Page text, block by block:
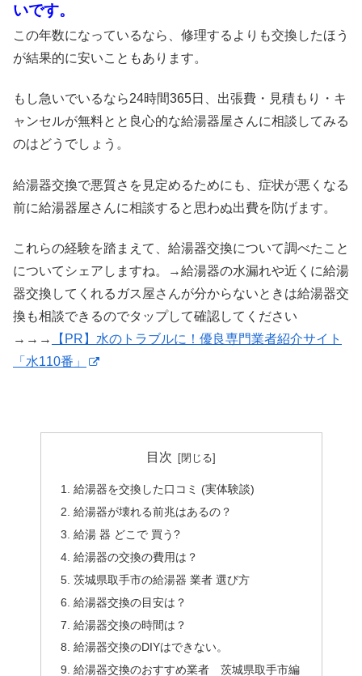
いです。
この年数になっているなら、修理するよりも交換したほう
が結果的に安いこともあります。
もし急いでいるなら24時間365日、出張費・見積もり・キ
ャンセルが無料とと良心的な給湯器屋さんに相談してみる
のはどうでしょう。
給湯器交換で悪質さを見定めるためにも、症状が悪くなる
前に給湯器屋さんに相談すると思わぬ出費を防げます。
これらの経験を踏まえて、給湯器交換について調べたこと
についてシェアしますね。→給湯器の水漏れや近くに給湯
器交換してくれるガス屋さんが分からないときは給湯器交
換も相談できるのでタップして確認してください
→→→
【PR】水のトラブルに！優良専門業者紹介サイト
「水110番」
目次
給湯器を交換した口コミ (実体験談)
給湯器が壊れる前兆はあるの？
給湯 器 どこで 買う?
給湯器の交換の費用は？
茨城県取手市の給湯器 業者 選び方
給湯器交換の目安は？
給湯器交換の時間は？
給湯器交換のDIYはできない。
給湯器交換のおすすめ業者 茨城県取手市編